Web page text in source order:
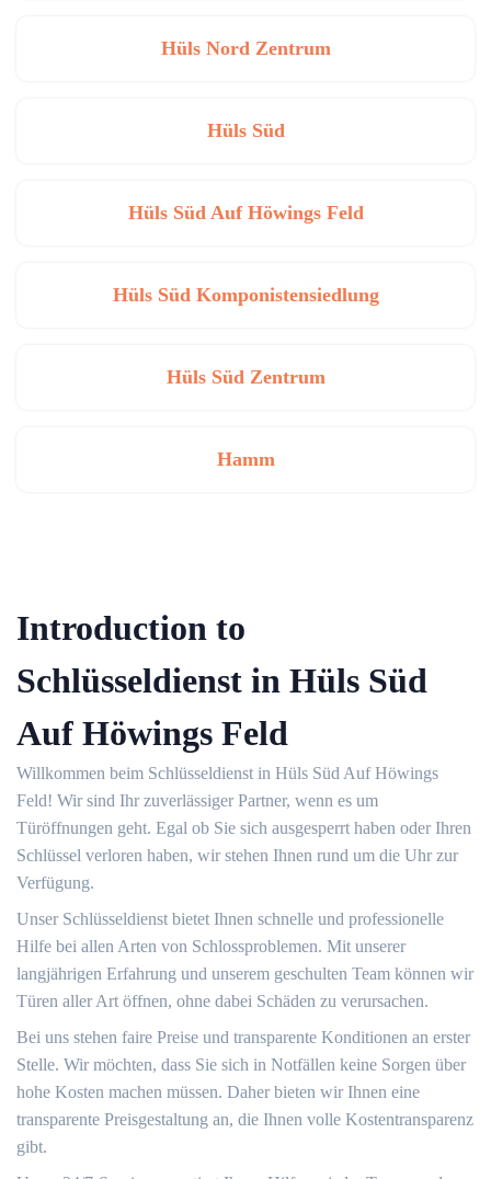
Hüls Nord Zentrum
Hüls Süd
Hüls Süd Auf Höwings Feld
Hüls Süd Komponistensiedlung
Hüls Süd Zentrum
Hamm
Introduction to
Schlüsseldienst in Hüls Süd
Auf Höwings Feld
Willkommen beim Schlüsseldienst in Hüls Süd Auf Höwings
Feld!​ Wir sind Ihr zuverlässiger Partner, wenn es um
Türöffnungen geht.​ Egal ob Sie sich ausgesperrt haben oder Ihren
Schlüssel verloren haben, wir stehen Ihnen rund um die Uhr zur
Verfügung.​
Unser Schlüsseldienst bietet Ihnen schnelle und professionelle
Hilfe bei allen Arten von Schlossproblemen.​ Mit unserer
langjährigen Erfahrung und unserem geschulten Team können wir
Türen aller Art öffnen, ohne dabei Schäden zu verursachen.​
Bei uns stehen faire Preise und transparente Konditionen an erster
Stelle.​ Wir möchten, dass Sie sich in Notfällen keine Sorgen über
hohe Kosten machen müssen.​ Daher bieten wir Ihnen eine
transparente Preisgestaltung an, die Ihnen volle Kostentransparenz
gibt.​